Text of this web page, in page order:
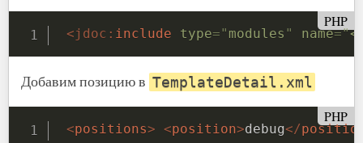
PHP
<jdoc: include type=" modules " name="
Добавим позицию в TemplateDetail.xml
PHP
<positions> <position>debug</